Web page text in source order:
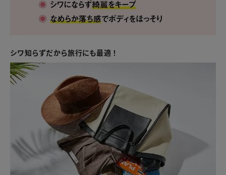
シワ知らずだから旅行にも最適！